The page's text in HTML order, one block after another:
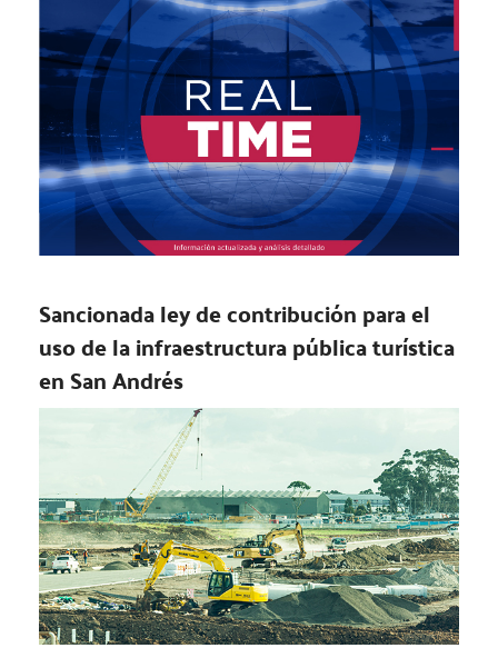
Sancionada ley de contribución para el
uso de la infraestructura pública turística
en San Andrés